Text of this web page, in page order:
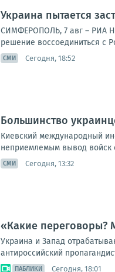
Украина пытается
СИМФЕРОПОЛЬ, 7 авг – РИА
решение воссоединиться с
СМИ Сегодня, 18:52
Большинство
Киевский международный
неприемлемым вывод войск
СМИ Сегодня, 13:32
«Какие переговоры?
Украина и Запад
антироссийский
ПАБЛИКИ Сегодня, 18:01